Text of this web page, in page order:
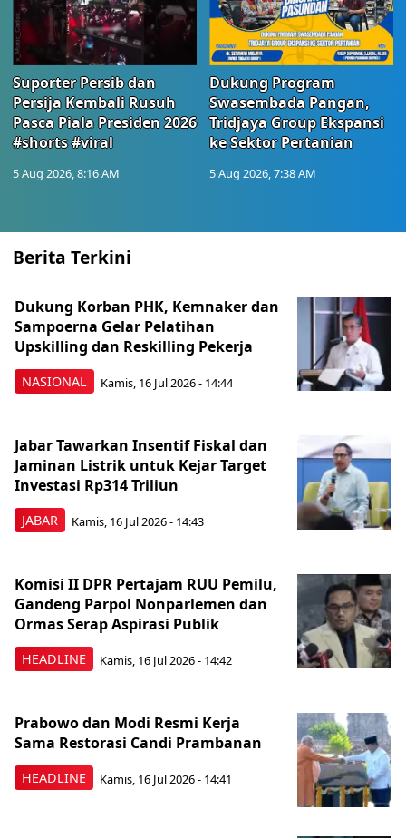
Suporter Persib dan
Persija Kembali Rusuh
Pasca Piala Presiden 2026
#shorts #viral
5 Aug 2026, 8:16 AM
Dukung Program
Swasembada Pangan,
Tridjaya Group Ekspansi
ke Sektor Pertanian
5 Aug 2026, 7:38 AM
Berita Terkini
NASIONAL
Dukung Korban PHK, Kemnaker dan
Sampoerna Gelar Pelatihan
Upskilling dan Reskilling Pekerja
Kamis, 16 Jul 2026 - 14:44
JABAR
Jabar Tawarkan Insentif Fiskal dan
Jaminan Listrik untuk Kejar Target
Investasi Rp314 Triliun
Kamis, 16 Jul 2026 - 14:43
HEADLINE
Komisi II DPR Pertajam RUU Pemilu,
Gandeng Parpol Nonparlemen dan
Ormas Serap Aspirasi Publik
Kamis, 16 Jul 2026 - 14:42
HEADLINE
Prabowo dan Modi Resmi Kerja
Sama Restorasi Candi Prambanan
Kamis, 16 Jul 2026 - 14:41